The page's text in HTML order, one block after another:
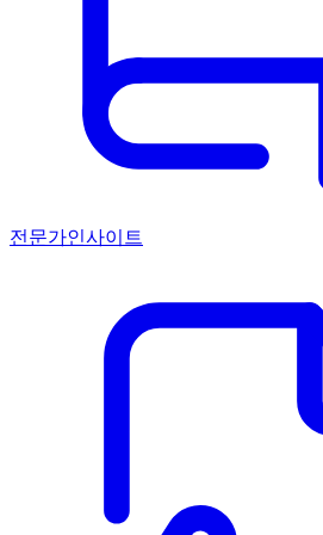
전문가인사이트